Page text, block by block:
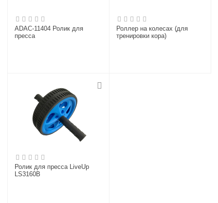
ADAC-11404 Ролик для
пресса
Роллер на колесах (для
тренировки кора)
Ролик для пресса LiveUp
LS3160B